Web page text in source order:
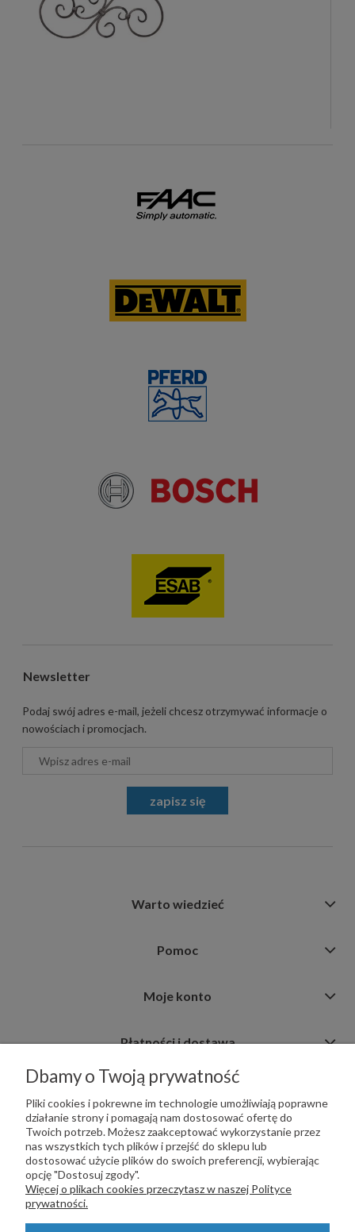
Newsletter
Podaj swój adres e-mail, jeżeli chcesz otrzymywać informacje o
nowościach i promocjach.
zapisz się
Warto wiedzieć
Pomoc
Moje konto
Płatności i dostawa
Informacje
PŁATNOŚCI OBSŁUGUJE:
Dbamy o Twoją prywatność
Pliki cookies i pokrewne im technologie umożliwiają poprawne
działanie strony i pomagają nam dostosować ofertę do
Twoich potrzeb. Możesz zaakceptować wykorzystanie przez
nas wszystkich tych plików i przejść do sklepu lub
dostosować użycie plików do swoich preferencji, wybierając
opcję "Dostosuj zgody".
Więcej o plikach cookies przeczytasz w naszej Polityce
prywatności.